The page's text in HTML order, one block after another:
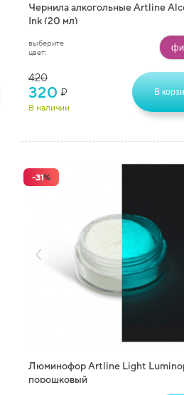
Чернила алкогольные Artline
Ink (20 мл)
выберите
цвет:
420
320 ₽
В наличии
В
-31%
Люминофор Artline Light
порошковый